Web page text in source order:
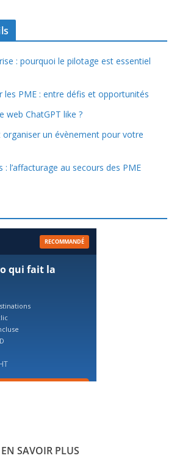
: pourquoi le pilotage est essentiel
les PME : entre défis et opportunités
web ChatGPT like ?
un évènement pour votre
l’affacturage au secours des PME
RECOMMANDÉ
qui fait la
EN SAVOIR PLUS